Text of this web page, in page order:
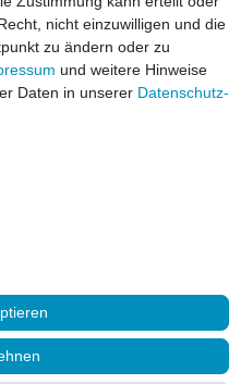
nicht einzuwilligen und die
zu ändern oder zu
und weitere Hinweise
Daten in unserer Daten­schutz­